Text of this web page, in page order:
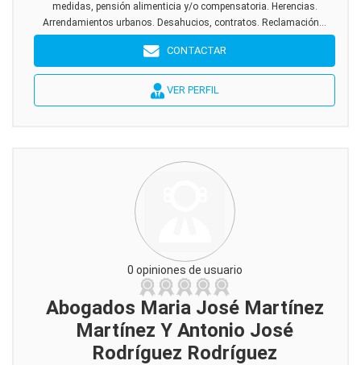
medidas, pensión alimenticia y/o compensatoria. Herencias.
Arrendamientos urbanos. Desahucios, contratos. Reclamación...
CONTACTAR
VER PERFIL
0 opiniones de usuario
Abogados Maria José Martínez
Martínez Y Antonio José
Rodríguez Rodríguez